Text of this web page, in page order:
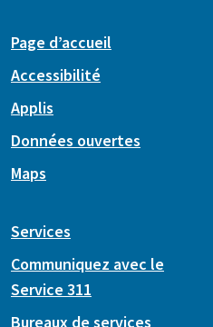
Page d’accueil
Accessibilité
Applis
Données ouvertes
Maps
Services
Communiquez avec le
Service 311
Bureaux de services